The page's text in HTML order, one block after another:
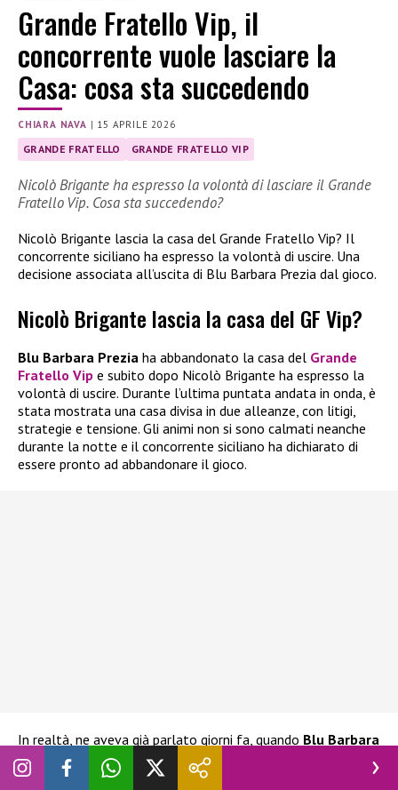
Grande Fratello Vip, il
concorrente vuole lasciare la
Casa: cosa sta succedendo
CHIARA NAVA | 15 APRILE 2026
GRANDE FRATELLO GRANDE FRATELLO VIP
Nicolò Brigante ha espresso la volontà di lasciare il Grande
Fratello Vip. Cosa sta succedendo?
Nicolò Brigante lascia la casa del Grande Fratello Vip? Il
concorrente siciliano ha espresso la volontà di uscire. Una
decisione associata all’uscita di Blu Barbara Prezia dal gioco.
Nicolò Brigante lascia la casa del GF Vip?
Blu Barbara Prezia ha abbandonato la casa del Grande
Fratello Vip e subito dopo Nicolò Brigante ha espresso la
volontà di uscire. Durante l’ultima puntata andata in onda, è
stata mostrata una casa divisa in due alleanze, con litigi,
strategie e tensione. Gli animi non si sono calmati neanche
durante la notte e il concorrente siciliano ha dichiarato di
essere pronto ad abbandonare il gioco.
In realtà, ne aveva già parlato giorni fa, quando Blu Barbara
Prezia
era al televoto con Adriana Volpe, Alessandra
Mussolini e Lucia Ilarido. L’ex tronista aveva già espresso